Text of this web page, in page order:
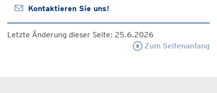
Kontaktieren Sie uns!
Letzte Änderung dieser Seite: 25.6.2026
Zum Seitenanfang